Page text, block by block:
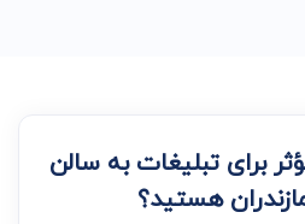
برای تبلیغات به سالن
هستید؟